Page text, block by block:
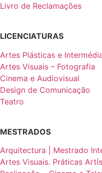
Livro de Reclamações
LICENCIATURAS
Artes Plásticas e
Artes Visuais – Fotografia
Cinema e Audiovisual
Design de Comunicação
Teatro
MESTRADOS
Arquitectura | Mestrado
Artes Visuais. Práticas